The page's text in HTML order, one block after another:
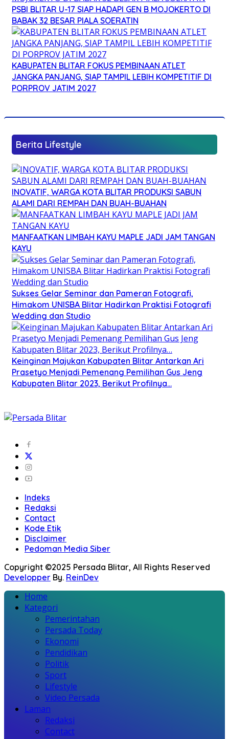
PSBI BLITAR U-17 SIAP HADAPI GEN B MOJOKERTO DI
BABAK 32 BESAR PIALA SOERATIN
KABUPATEN BLITAR FOKUS PEMBINAAN ATLET
JANGKA PANJANG, SIAP TAMPIL LEBIH KOMPETITIF DI
PORPROV JATIM 2027
Berita Lifestyle
INOVATIF, WARGA KOTA BLITAR PRODUKSI SABUN
ALAMI DARI REMPAH DAN BUAH-BUAHAN
MANFAATKAN LIMBAH KAYU MAPLE JADI JAM TANGAN
KAYU
Sukses Gelar Seminar dan Pameran Fotografi,
Himakom UNISBA Blitar Hadirkan Praktisi Fotografi
Wedding dan Studio
Keinginan Majukan Kabupaten Blitar Antarkan Ari
Prasetyo Menjadi Pemenang Pemilihan Gus Jeng
Kabupaten Blitar 2023, Berikut Profilnya…
Indeks
Redaksi
Contact
Kode Etik
Disclaimer
Pedoman Media Siber
Copyright ©2025 Persada Blitar, All Rights Reserved
Developper By. ReinDev
Home
Kategori
Pemerintahan
Persada Today
Ekonomi
Pendidikan
Politik
Sport
Lifestyle
Video Persada
Laman
Redaksi
Contact